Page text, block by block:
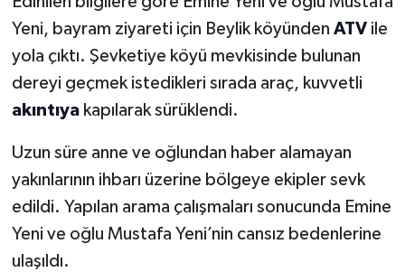
Yeni, bayram ziyareti için Beylik köyünden ATVile
yola çıktı. Şevketiye köyü mevkisinde bulunan
dereyi geçmek istedikleri sırada araç, kuvvetli
akıntıyakapılarak sürüklendi.
Uzun süre anne ve oğlundan haber alamayan
yakınlarının ihbarı üzerine bölgeye ekipler sevk
edildi. Yapılan arama çalışmaları sonucunda Emine
Yeni ve oğlu Mustafa Yeni’nin cansız bedenlerine
ulaşıldı.